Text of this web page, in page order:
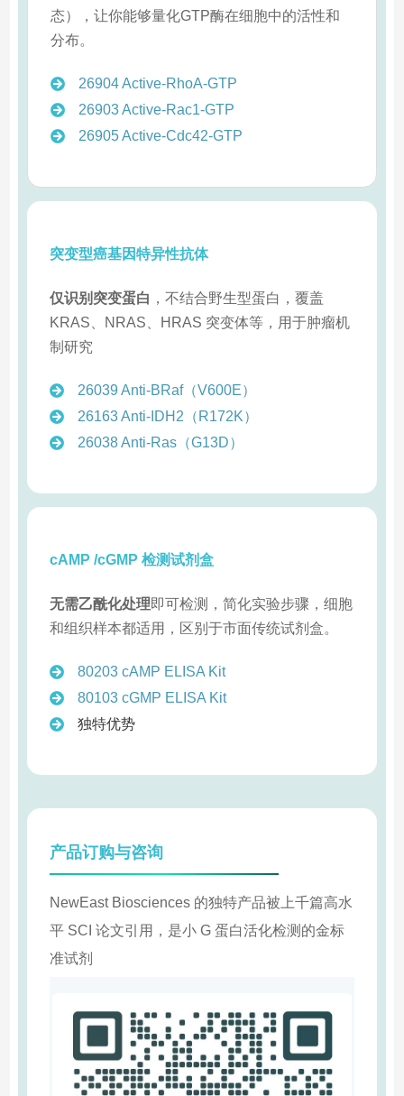
态），让你能够量化GTP酶在细胞中的活性和
分布。
26904 Active‑RhoA‑GTP
26903 Active‑Rac1‑GTP
26905 Active‑Cdc42‑GTP
突变型癌基因特异性抗体
仅识别突变蛋白 ，不结合野生型蛋白，覆盖
KRAS、NRAS、HRAS 突变体等，用于肿瘤机
制研究
26039 Anti-BRaf（V600E）
26163 Anti-IDH2（R172K）
26038 Anti-Ras（G13D）
cAMP /cGMP 检测试剂盒
无需乙酰化处理即可检测，简化实验步骤，细胞
和组织样本都适用，区别于市面传统试剂盒。
80203 cAMP ELISA Kit
80103 cGMP ELISA Kit
独特优势
产品订购与咨询
NewEast Biosciences 的独特产品被上千篇高水
平 SCI 论文引用，是小 G 蛋白活化检测的金标
准试剂